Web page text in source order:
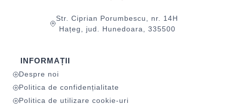
Str. Ciprian Porumbescu, nr. 14H
Hațeg, jud. Hunedoara, 335500
INFORMAȚII
Despre noi
Politica de confidențialitate
Politica de utilizare cookie-uri